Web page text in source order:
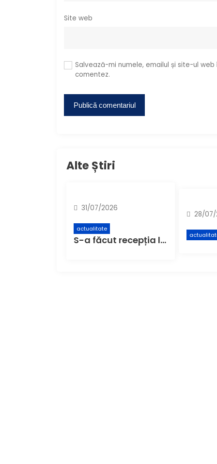
Site web
Salvează-mi numele, emailul și site-ul
comentez.
Alte Știri
31/07/2026
actualitate
S-a făcut recepția la,,Centrul de colectare cu aport voluntar” (CAV), unde buzoienii pot aduce deșeuri care nu încap în pubela de acasă
28/07/